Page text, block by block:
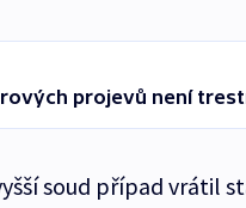
projevů není
soud případ vrátil